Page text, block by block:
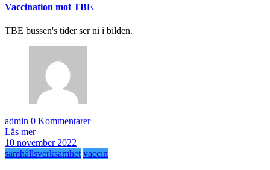
Vaccination mot TBE
TBE bussen's tider ser ni i bilden.
admin 0 Kommentarer
Läs mer
10 november 2022
samhällsverksamhet vaccin